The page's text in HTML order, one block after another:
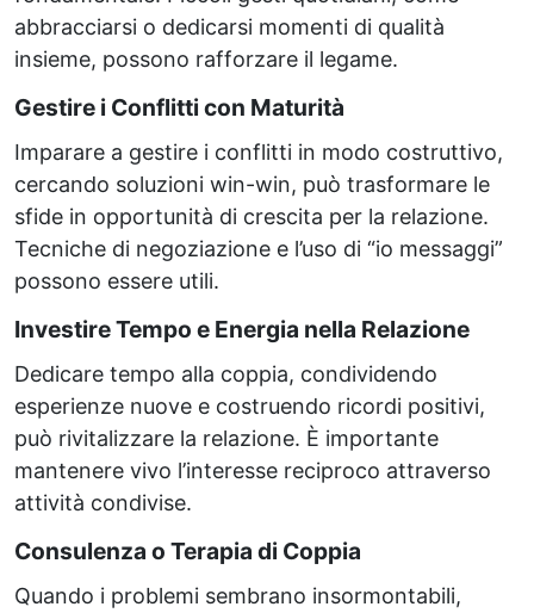
abbracciarsi o dedicarsi momenti di qualità
insieme, possono rafforzare il legame.
Gestire i Conflitti con Maturità
Imparare a gestire i conflitti in modo costruttivo,
cercando soluzioni win-win, può trasformare le
sfide in opportunità di crescita per la relazione.
Tecniche di negoziazione e l’uso di “io messaggi”
possono essere utili.
Investire Tempo e Energia nella Relazione
Dedicare tempo alla coppia, condividendo
esperienze nuove e costruendo ricordi positivi,
può rivitalizzare la relazione. È importante
mantenere vivo l’interesse reciproco attraverso
attività condivise.
Consulenza o Terapia di Coppia
Quando i problemi sembrano insormontabili,